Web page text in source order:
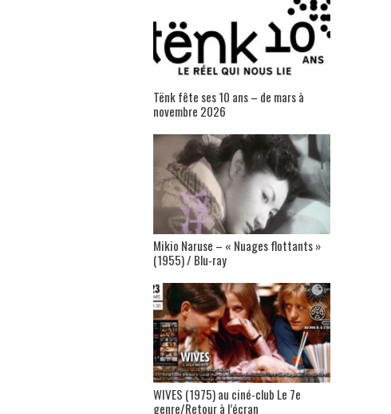
Tënk fête ses 10 ans – de mars à
novembre 2026
Mikio Naruse – « Nuages flottants »
(1955) / Blu-ray
WIVES (1975) au ciné-club Le 7e
genre/Retour à l’écran